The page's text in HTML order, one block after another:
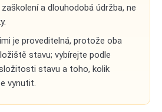
a dlouhodobá údržba, ne
je proveditelná, protože oba
stavu; vybírejte podle
stavu a toho, kolik
vynutit.